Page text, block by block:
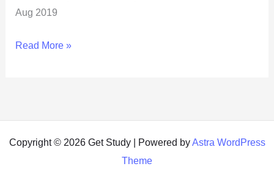
Aug 2019
Read More »
Copyright © 2026 Get Study | Powered byAstra WordPress
Theme